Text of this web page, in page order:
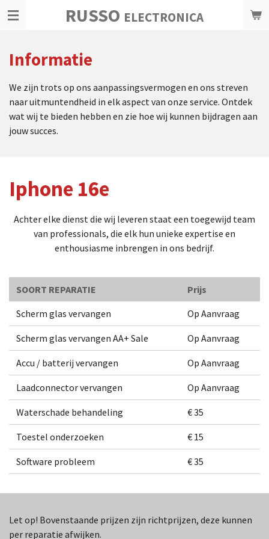
Ga
de
RUSSO ELECTRONICA
Informatie
We zijn trots op ons aanpassingsvermogen en ons streven
naar uitmuntendheid in elk aspect van onze service. Ontdek
wat wij te bieden hebben en zie hoe wij kunnen bijdragen aan
jouw succes.
Iphone 16e
Achter elke dienst die wij leveren staat een toegewijd team
van professionals, die elk hun unieke expertise en
enthousiasme inbrengen in ons bedrijf.
SOORT REPARATIE
Prijs
Scherm glas vervangen
Op Aanvraag
Scherm glas vervangen AA+ Sale Op Aanvraag
Accu / batterij vervangen Op Aanvraag
Laadconnector vervangen Op Aanvraag
Waterschade behandeling € 35
Toestel onderzoeken € 15
Software probleem € 35
Let op! Bovenstaande prijzen zijn richtprijzen, deze kunnen
per reparatie afwijken.